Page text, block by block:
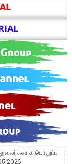
பொறுப்பு